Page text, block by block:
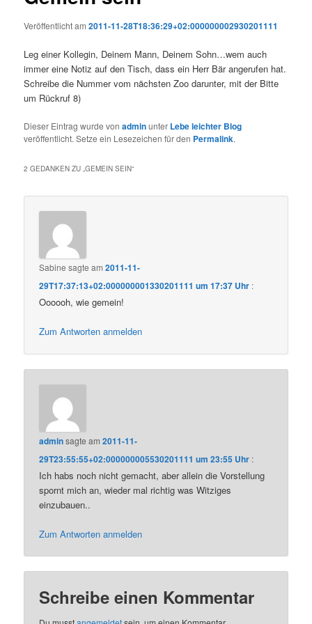
Veröffentlicht am2011-11-28T18:36:29+02:000000002930201111
Leg einer Kollegin, Deinem Mann, Deinem Sohn…wem auch
immer eine Notiz auf den Tisch, dass ein Herr Bär angerufen hat.
Schreibe die Nummer vom nächsten Zoo darunter, mit der Bitte
um Rückruf 8)
Dieser Eintrag wurde vonadminunter Lebe leichter Blog
veröffentlicht. Setze ein Lesezeichen für den Permalink.
2 GEDANKEN ZU „GEMEIN SEIN“
Sabine sagte am2011-11-
29T17:37:13+02:000000001330201111 um 17:37 Uhr :
Oooooh, wie gemein!
Zum Antworten anmelden
adminsagte am2011-11-
29T23:55:55+02:000000005530201111 um 23:55 Uhr :
Ich habs noch nicht gemacht, aber allein die Vorstellung
spornt mich an, wieder mal richtig was Witziges
einzubauen..
Zum Antworten anmelden
Schreibe einen Kommentar